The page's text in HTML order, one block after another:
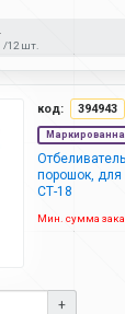
12 шт.
код: 394943
порошок, для
СТ-18
Мин. сумма
+